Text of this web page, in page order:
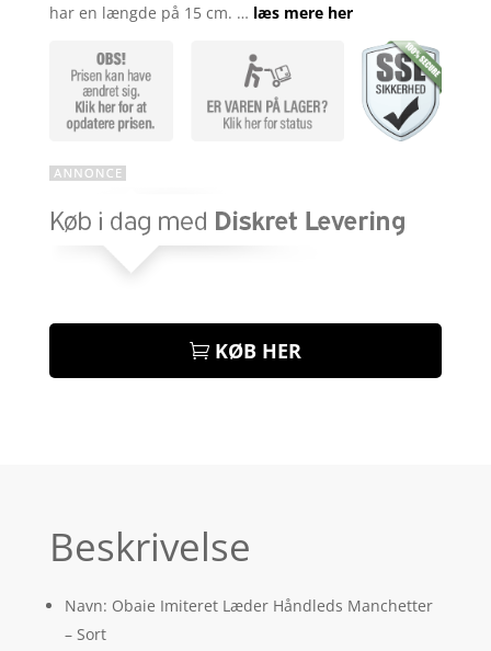
har en længde på 15 cm. … læs mere her
KØB HER
Beskrivelse
Navn: Obaie Imiteret Læder Håndleds Manchetter
– Sort